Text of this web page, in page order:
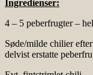
Ingredienser:
4 – 5 peberfrugter –
Søde/milde chilier
delvist erstatte